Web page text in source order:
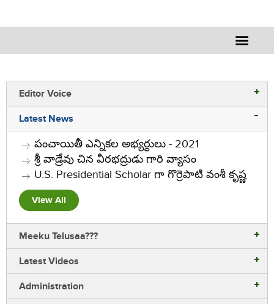
Editor Voice
Rajesh Vemuri
Editor Voice
Latest News
పంచాయితీ ఎన్నికల అభ్యర్ధులు - 2021
శ్రీ వాడ్రేవు చిన వీరభద్రుడు గారి వ్యాసం
U.S. Presidential Scholar గా గొర్రెపాటి వంశీ కృష్ణ
View All
Meeku Telusaa???
Latest Videos
Administration